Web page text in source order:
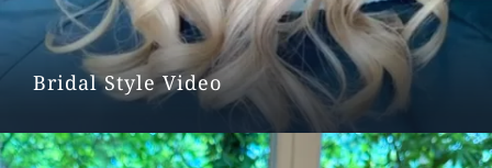
Bridal Style Video